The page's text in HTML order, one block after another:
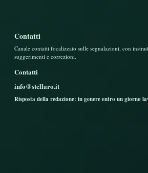
Contatti
Canale contatti focalizzato sulle segnalazioni, con
suggerimenti e correzioni.
Contatti
info@stellaro.it
Risposta della redazione: in genere entro un giorno